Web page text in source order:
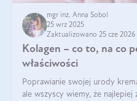
mgr inż. Anna Sobol
25 wrz 2025
Zaktualizowano 25 cze 2026
Kolagen – co to, na co
właściwości
Poprawianie swojej urody
ale wszyscy wiemy, że